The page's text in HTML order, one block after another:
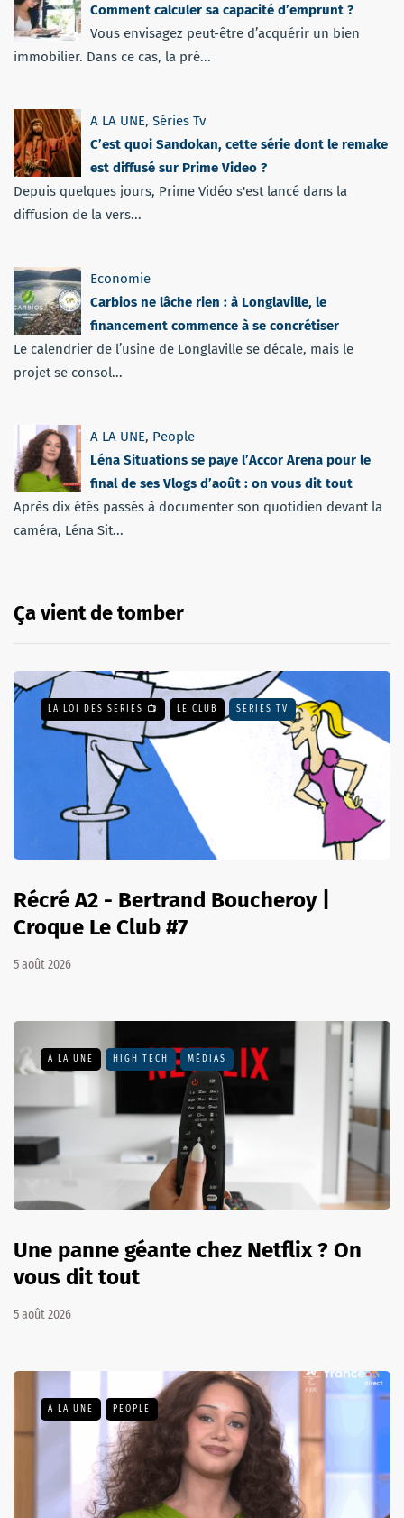
Comment calculer sa capacité d’emprunt ?
Vous envisagez peut-être d’acquérir un bien
immobilier. Dans ce cas, la pré...
A LA UNE, Séries Tv
C’est quoi Sandokan, cette série dont le remake
est diffusé sur Prime Video ?
Depuis quelques jours, Prime Vidéo s'est lancé dans la
diffusion de la vers...
Economie
Carbios ne lâche rien : à Longlaville, le
financement commence à se concrétiser
Le calendrier de l’usine de Longlaville se décale, mais le
projet se consol...
A LA UNE, People
Léna Situations se paye l’Accor Arena pour le
final de ses Vlogs d’août : on vous dit tout
Après dix étés passés à documenter son quotidien devant la
caméra, Léna Sit...
Ça vient de tomber
LA LOI DES SÉRIES 📺 LE CLUB SÉRIES TV
Récré A2 - Bertrand Boucheroy |
Croque Le Club #7
5 août 2026
A LA UNE HIGH TECH MÉDIAS
Une panne géante chez Netflix ? On
vous dit tout
5 août 2026
A LA UNE PEOPLE